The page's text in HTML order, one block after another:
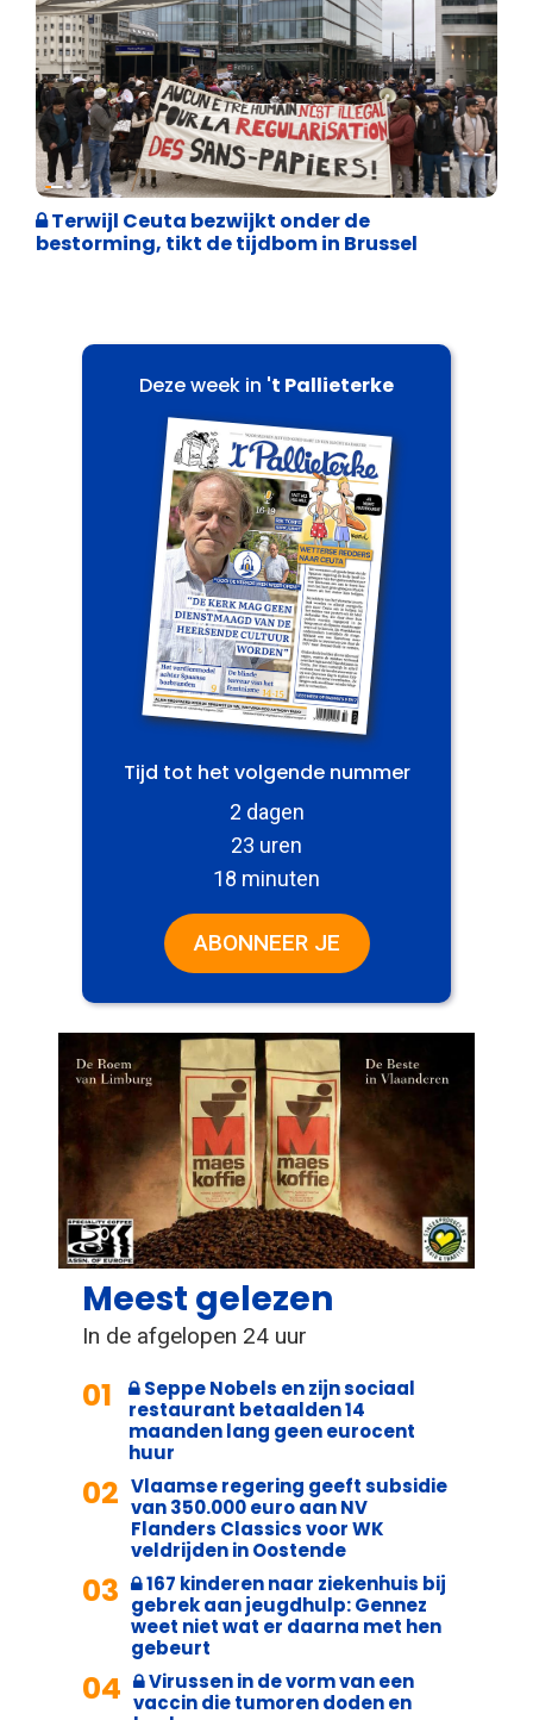
Asiel en Migratie
Terwijl Ceuta bezwijkt onder de
bestorming, tikt de tijdbom in Brussel
Deze week in 't Pallieterke
Tijd tot het volgende nummer
2 dagen
23 uren
18 minuten
ABONNEER JE
Meest gelezen
In de afgelopen 24 uur
01
Seppe Nobels en zijn sociaal
restaurant betaalden 14
maanden lang geen eurocent
huur
02 Vlaamse regering geeft subsidie
van 350.000 euro aan NV
Flanders Classics voor WK
veldrijden in Oostende
03
167 kinderen naar ziekenhuis bij
gebrek aan jeugdhulp: Gennez
weet niet wat er daarna met hen
gebeurt
04
Virussen in de vorm van een
vaccin die tumoren doden en